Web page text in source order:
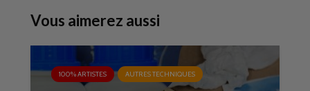
Vous aimerez aussi
100% ARTISTES AUTRES TECHNIQUES